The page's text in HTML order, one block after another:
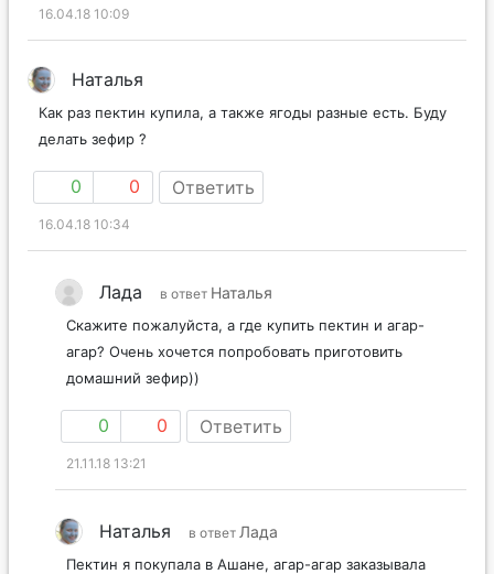
16.04.18 10:09
Наталья
Как раз пектин купила, а также ягоды разные есть. Буду
делать зефир ?
0 0 Ответить
16.04.18 10:34
Лада в ответ Наталья
Скажите пожалуйста, а где купить пектин и агар-
агар? Очень хочется попробовать приготовить
домашний зефир))
0 0 Ответить
21.11.18 13:21
Наталья в ответ Лада
Пектин я покупала в Ашане, агар-агар заказывала